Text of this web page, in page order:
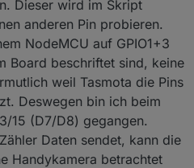
Dieser wird im Skript
anderen Pin probieren.
NodeMCU auf GPIO1+3
Board beschriftet sind, keine
weil Tasmota die Pins
Deswegen bin ich beim
15 (D7/D8) gegangen.
Daten sendet, kann die
Handykamera betrachtet